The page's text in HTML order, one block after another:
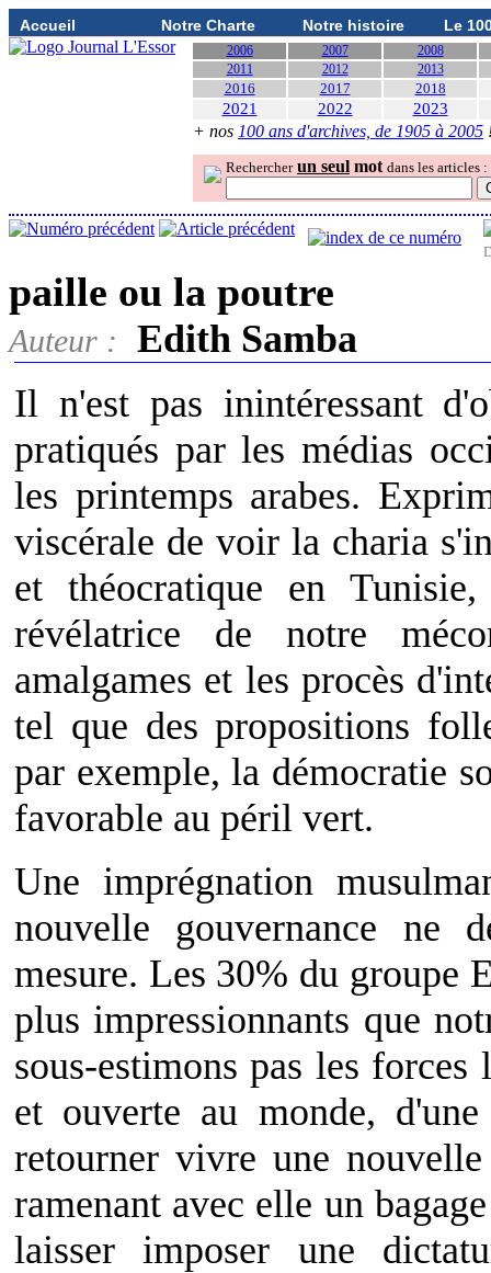
Accueil Notre Charte Notre histoire Le
2006 2007
2008
2011
2012 2013
2016 2017 2018
2021 2022 2023
+ nos 100 ans d'archives, de 1905 à 2005
Rechercher un seul mot dans les articles :
paille ou la poutre
Auteur :
Edith Samba
Il n'est pas inintéressant
pratiqués par les médias
les printemps arabes.
viscérale de voir la charia
et théocratique en
révélatrice de notre
amalgames et les procès
tel que des propositions
par exemple, la démocratie
favorable au péril vert.
Une imprégnation
nouvelle gouvernance ne
mesure. Les 30% du groupe
plus impressionnants que
sous-estimons pas les forces
et ouverte au monde,
retourner vivre une
ramenant avec elle un
laisser imposer une